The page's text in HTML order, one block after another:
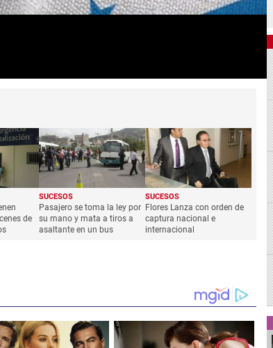
de
SUCESOS
Pasajero se toma la ley por
su mano y mata a tiros a
asaltante en un bus
SUCESOS
Flores Lanza con orden de
captura nacional e
internacional